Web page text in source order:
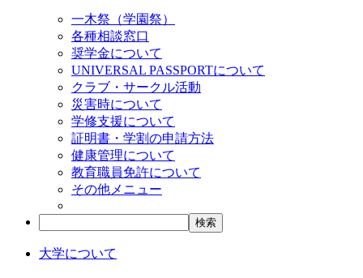
一木祭（学園祭）
各種相談窓口
奨学金について
UNIVERSAL PASSPORTについて
クラブ・サークル活動
災害時について
学修支援について
証明書・学割の申請方法
健康管理について
教育職員免許について
その他メニュー
大学について